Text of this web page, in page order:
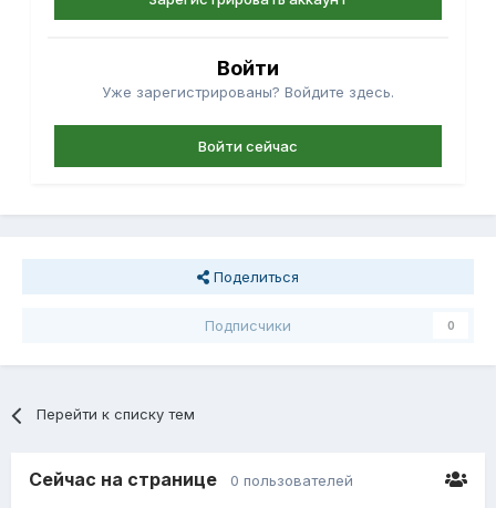
Войти
Уже зарегистрированы? Войдите здесь.
Войти сейчас
Поделиться
Подписчики 0
Перейти к списку тем
Сейчас на странице 0 пользователей